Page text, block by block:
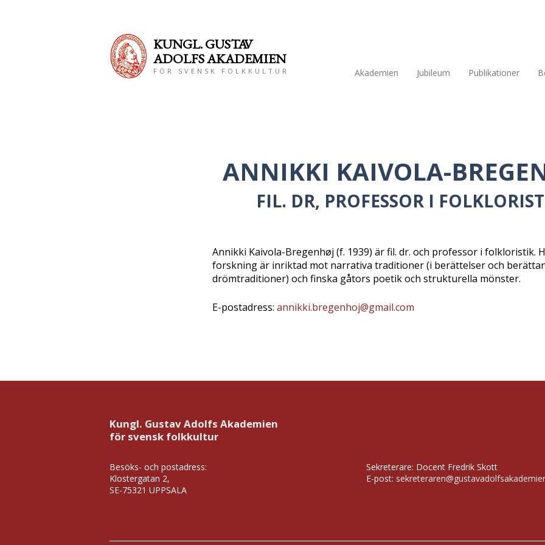
KUNGL. GUSTAV
ADOLFS AKADEMIEN
FÖR SVENSK FOLKKULTUR Akademien Jubileum Publikationer
ANNIKKI KAIVOLA-
FIL. DR, PROFESSOR I
Annikki Kaivola-Bregenhøj (f. 1939) är fil. dr. och professor i folkloristik.
forskning är inriktad mot narrativa traditioner (i berättelser och
drömtraditioner) och finska gåtors poetik och strukturella mönster.
E-postadress: annikki.bregenhoj@gmail.com
Kungl. Gustav Adolfs Akademien
för svensk folkkultur
Besöks- och postadress:
Klostergatan 2,
SE-75321 UPPSALA
Sekreterare: Docent Fredrik Skott
E-post: